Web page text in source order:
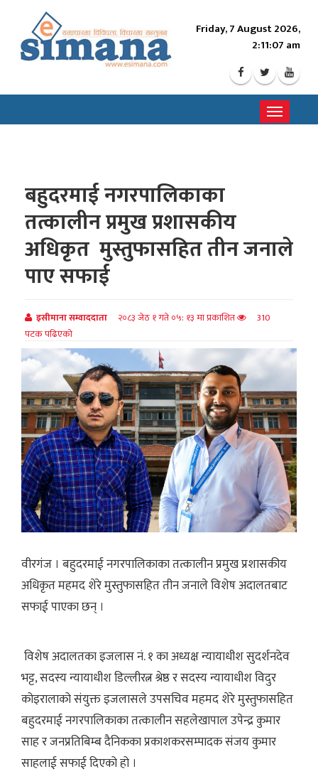
Friday, 7 August 2026,
2:11:09 am
Toggle
बहुदरमाई नगरपालिकाका
तत्कालीन प्रमुख प्रशासकीय
अधिकृत मुस्तुफासहित तीन जनाले
पाए सफाई
इसीमाना सम्वाददाता २०८३ जेठ १ गते ०५: १३ मा प्रकाशित
310
पटक पढिएको
वीरगंज । बहुदरमाई नगरपालिकाका तत्कालीन प्रमुख प्रशासकीय
अधिकृत महमद शेरे मुस्तुफासहित तीन जनाले विशेष अदालतबाट
सफाई पाएका छन् ।
विशेष अदालतका इजलास नं. १ का अध्यक्ष न्यायाधीश सुदर्शनदेव
भट्ट, सदस्य न्यायाधीश डिल्लीरत्न श्रेष्ठ र सदस्य न्यायाधीश विदुर
कोइरालाको संयुक्त इजलासले उपसचिव महमद शेरे मुस्तुफासहित
बहुदरमाई नगरपालिकाका तत्कालीन सहलेखापाल उपेन्द्र कुमार
साह र जनप्रतिबिम्ब दैनिकका प्रकाशकरसम्पादक संजय कुमार
साहलाई सफाई दिएको हो ।